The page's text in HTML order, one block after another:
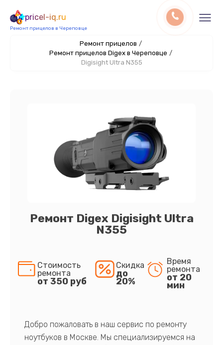
pricel-iq.ru
Ремонт прицелов в Череповце
Ремонт прицелов /
Ремонт прицелов Digex в Череповце /
Digisight Ultra N355
Ремонт Digex Digisight Ultra
N355
Стоимость
ремонта
от 350 руб
Скидка
до
20%
Время
ремонта
от 20
мин
Добро пожаловать в наш сервис по ремонту
ноутбуков в Москве. Мы специализируемся на